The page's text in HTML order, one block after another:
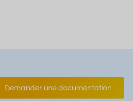
Demander une documentation